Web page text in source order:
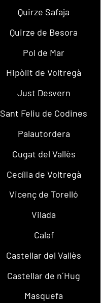
Quirze Safaja
Quirze de Besora
Pol de Mar
Hipòlit de Voltregà
Just Desvern
Sant Feliu de Codines
Palautordera
Cugat del Vallès
Cecília de Voltregà
Vicenç de Torelló
Vilada
Calaf
Castellar del Vallès
Castellar de n´Hug
Masquefa